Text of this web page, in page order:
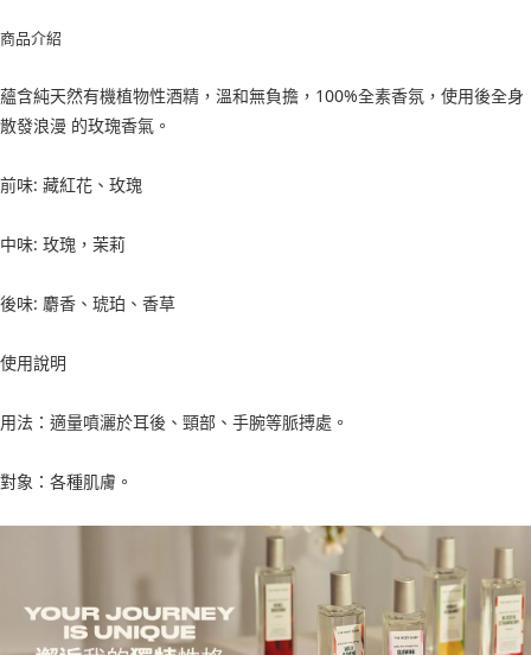
2.基於同意付款使用「大哥付你分期」之契約關係目的，商店將以您的個人
3.完整用戶服務條款，請詳閱以下連結：https://oppay.tw/userRule
※ 交易是否成功請以「AFTEE先享後付 」之結帳頁面顯示為準，若有關於
客戶支援中心」 https://netprotections.freshdesk.com/support/home
【注意事項】
權轉讓予恩沛科技股份有限公司。
https://aftee.tw/terms/#terms3
３．未成年的使用者請事先徵得法定代理人或監護人之同意方可使用
任。
請求用戶進行身份認證。
京站台北店客服中心(1F星巴克旁) 即日起不提供京站紙袋，取件時
免運費
商品介紹
蘊含純天然有機植物性酒精，溫和無負擔，100%全素香氛，使用後全身
散發浪漫 的玫瑰香氣。
前味: 藏紅花、玫瑰
中味: 玫瑰，茉莉
後味: 麝香、琥珀、香草
使用說明
用法：適量噴灑於耳後、頸部、手腕等脈搏處。
對象：各種肌膚。